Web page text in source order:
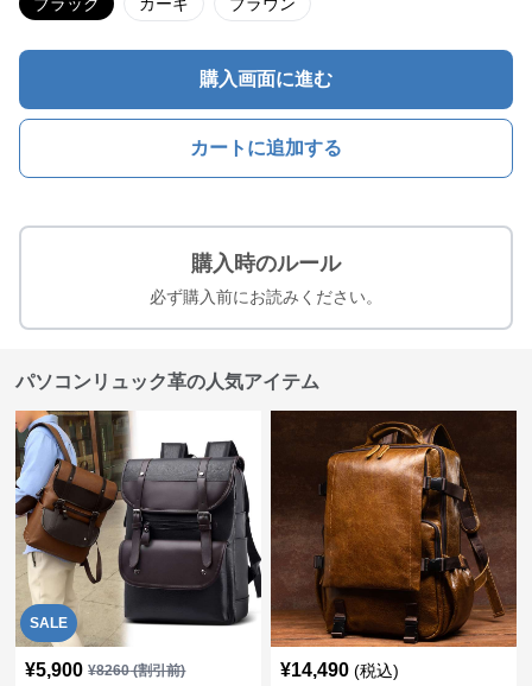
ブラック カーキ ブラウン
購入画面に進む
カートに追加する
購入時のルール
必ず購入前にお読みください。
パソコンリュック革の人気アイテム
SALE
¥5,900 ¥8260(割引前) ¥14,490 (税込)